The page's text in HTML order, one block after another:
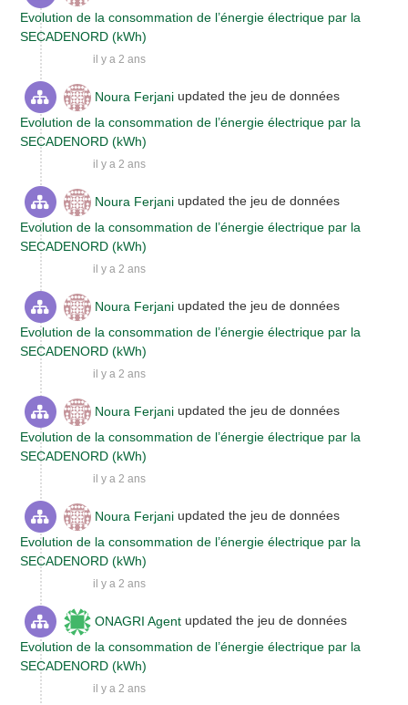
Evolution de la consommation de l’énergie électrique par la
SECADENORD (kWh)
il y a 2 ans
Noura Ferjani updated the jeu de données
Evolution de la consommation de l’énergie électrique par la
SECADENORD (kWh)
il y a 2 ans
Noura Ferjani updated the jeu de données
Evolution de la consommation de l’énergie électrique par la
SECADENORD (kWh)
il y a 2 ans
Noura Ferjani updated the jeu de données
Evolution de la consommation de l’énergie électrique par la
SECADENORD (kWh)
il y a 2 ans
Noura Ferjani updated the jeu de données
Evolution de la consommation de l’énergie électrique par la
SECADENORD (kWh)
il y a 2 ans
Noura Ferjani updated the jeu de données
Evolution de la consommation de l’énergie électrique par la
SECADENORD (kWh)
il y a 2 ans
ONAGRI Agent updated the jeu de données
Evolution de la consommation de l’énergie électrique par la
SECADENORD (kWh)
il y a 2 ans